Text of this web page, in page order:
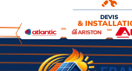
DEVIS
&